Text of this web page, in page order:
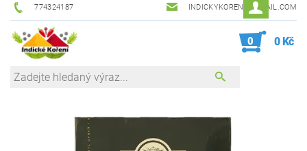
774324187 INDICKYKORENI@GMAIL.COM
0 0 Kč